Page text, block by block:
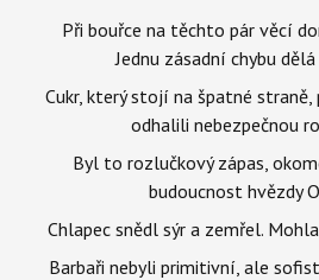
Při bouřce na těchto pár věcí
Jednu zásadní chybu
Cukr, který stojí na špatné straně,
odhalili nebezpečnou
Byl to rozlučkový zápas,
budoucnost hvězdy
Chlapec snědl sýr a zemřel.
Barbaři nebyli primitivní, ale